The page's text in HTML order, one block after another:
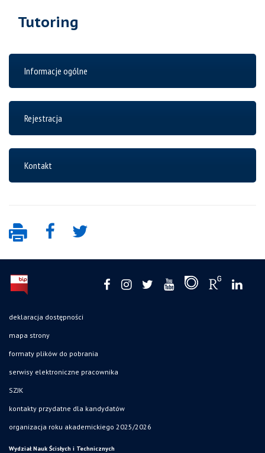
Tutoring
Informacje ogólne
Rejestracja
Kontakt
deklaracja dostępności
mapa strony
formaty plików do pobrania
serwisy elektroniczne pracownika
SZJK
kontakty przydatne dla kandydatów
organizacja roku akademickiego 2025/2026
Wydział Nauk Ścisłych i Technicznych